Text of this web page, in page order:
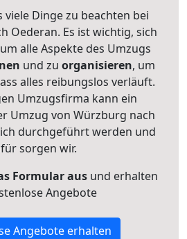
viele Dinge zu beachten bei
Oederan. Es ist wichtig, sich
alle Aspekte des Umzugs
und zu organisieren, um
alles reibungslos verläuft.
Umzugsfirma kann ein
Umzug von Würzburg nach
durchgeführt werden und
sorgen wir.
Formular ausund erhalten
Angebote
Angebote erhalten